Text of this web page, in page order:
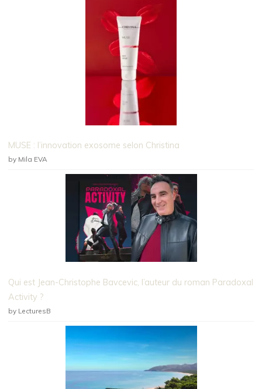
MUSE : l’innovation exosome selon Christina
by Mila EVA
Qui est Jean-Christophe Bavcevic, l’auteur du roman Paradoxal
Activity ?
by LecturesB